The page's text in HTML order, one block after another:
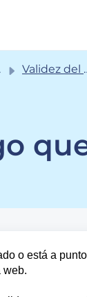
Validez del bono
o está a
web.